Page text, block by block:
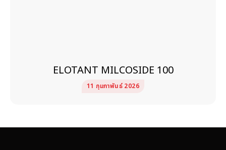
ELOTANT MILCOSIDE 100
11 กุมภาพันธ์ 2026